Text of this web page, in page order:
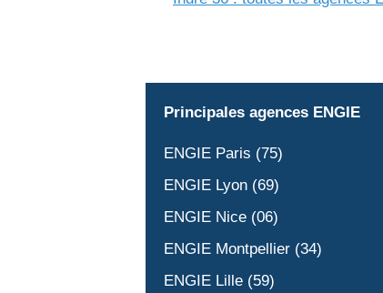
Principales agences ENGIE
ENGIE Paris (75)
ENGIE Lyon (69)
ENGIE Nice (06)
ENGIE Montpellier (34)
ENGIE Lille (59)